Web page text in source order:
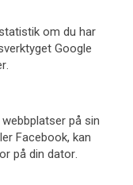
om du har
Google
på sin
Facebook, kan
på din dator.